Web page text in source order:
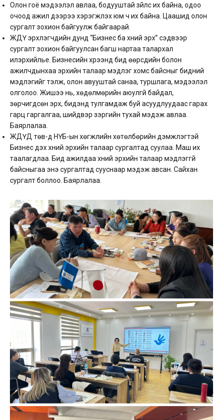
Олон гоё мэдээлэл авлаа, бодууштай зүйлс их байна, одоо
очоод ажил дээрээ хэрэгжүүлэх юм ч их байна. Цаашид олон
сургалт зохион байгуулж байгаарай.
ЖДҮ эрхлэгчдийн дунд “Бизнес ба хүний эрх” сэдвээр
сургалт зохион байгуулсан багш нартаа талархал
илэрхийлье. Бизнесийн хүрээнд бид өөрсдийн болон
ажилчдынхаа эрхийн талаар мэдлэг хомс байсныг бидний
мэдлэгийг тэлж, олон авууштай санаа, туршлага, мэдээлэл
олголоо. Жишээ нь, хөдөлмөрийн аюулгүй байдал,
зөрчигдсөн эрх, бидэнд тулгамдаж буй асуудлуудаас гарах
гарц гаргалгаа, шийдвэр зэргийн тухай мэдэж авлаа.
Баярлалаа.
ЖДҮД төв-д НҮБ-ын хөгжлийн хөтөлбөрийн дэмжлэгтэй
Бизнес дэх хүний эрхийн талаар сургалтад суулаа. Маш их
таалагдлаа. Бид ажилдаа хүний эрхийн талаар мэдлэггүй
байсныгаа энэ сургалтад сууснаар мэдэж авсан. Сайхан
сургалт боллоо. Баярлалаа.